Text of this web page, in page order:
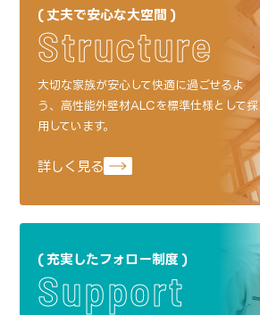
丈夫で安心な大空間
Structure
大切な家族が安心して快適に過ごせるよ
う、高性能外壁材ALCを標準仕様として採
用しています。
詳しく見る
充実したフォロー制度
Support